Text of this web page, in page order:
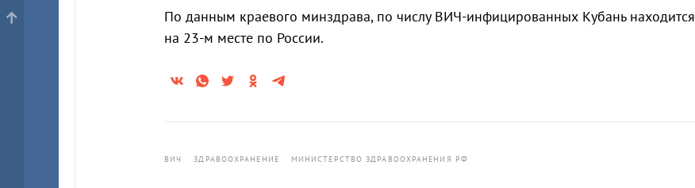
По данным краевого минздрава, по числу ВИЧ-инфицированных Кубань находится
на 23-м месте по России.
ВИЧ ЗДРАВООХРАНЕНИЕ МИНИСТЕРСТВО ЗДРАВООХРАНЕНИЯ РФ